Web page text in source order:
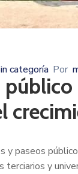
categoría Por
y paseos
y